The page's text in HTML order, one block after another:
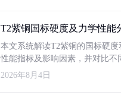
T2紫铜国标硬度及力学性能
本文系统解读T2紫铜的国标硬
性能指标及影响因素，并对比不
2026年8月4日